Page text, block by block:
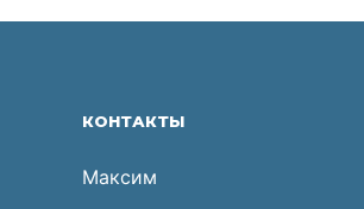
КОНТАКТЫ
Максим